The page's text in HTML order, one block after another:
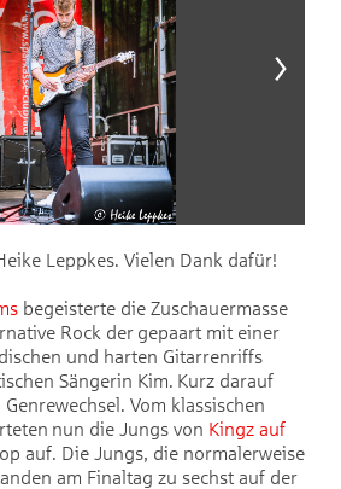
Leppkes. Vielen Dank dafür!
begeisterte die Zuschauermasse
Rock der gepaart mit einer
und harten Gitarrenriffs
Sängerin Kim. Kurz darauf
Vom klassischen
nun die Jungs von Kingz auf
auf. Die Jungs, die normalerweise
am Finaltag zu sechst auf der